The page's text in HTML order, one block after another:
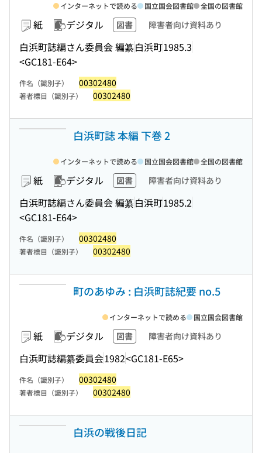
紙 デジタル 図書 障害者向け資料あり
白浜町誌編さん委員会 編纂白浜町1985.3
<GC181-E64>
インターネットで読める 国立国会図書館 全国の図書館
件名（識別子） 00302480
著者標目（識別子） 00302480
白浜町誌 本編 下巻 2
紙 デジタル 図書 障害者向け資料あり
白浜町誌編さん委員会 編纂白浜町1985.2
<GC181-E64>
インターネットで読める 国立国会図書館 全国の図書館
件名（識別子） 00302480
著者標目（識別子） 00302480
町のあゆみ : 白浜町誌紀要 no.5
紙 デジタル 図書 障害者向け資料あり
白浜町誌編纂委員会1982<GC181-E65>
インターネットで読める 国立国会図書館
件名（識別子） 00302480
著者標目（識別子） 00302480
白浜の戦後日記